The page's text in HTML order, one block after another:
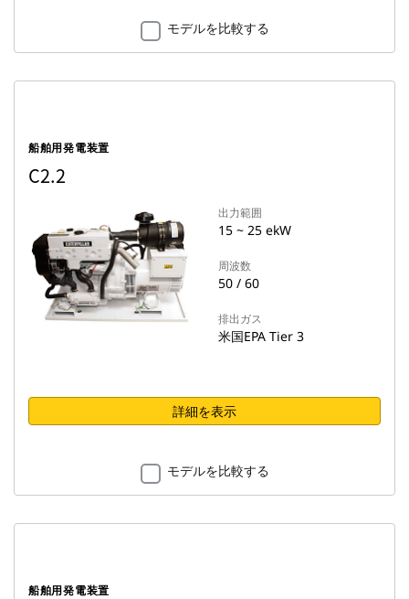
モデルを比較する
船舶用発電装置
C2.2
出力範囲
15 ~ 25 ekW
周波数
50 / 60
排出ガス
米国EPA Tier 3
詳細を表示
モデルを比較する
船舶用発電装置